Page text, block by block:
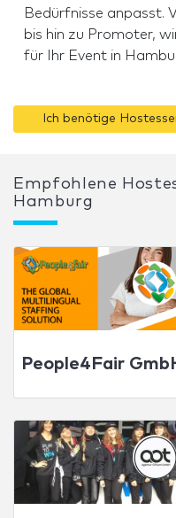
Bedürfnisse anpasst.
bis hin zu Promoter,
für Ihr Event in
Ich benötige
Empfohlene
Hamburg
People4Fair